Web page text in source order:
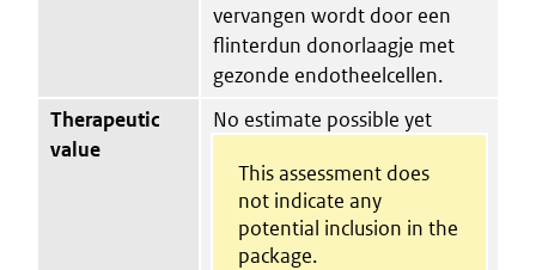
vervangen wordt door een
flinterdun donorlaagje met
gezonde endotheelcellen.
Therapeutic
value
No estimate possible yet
This assessment does
not indicate any
potential inclusion in the
package.